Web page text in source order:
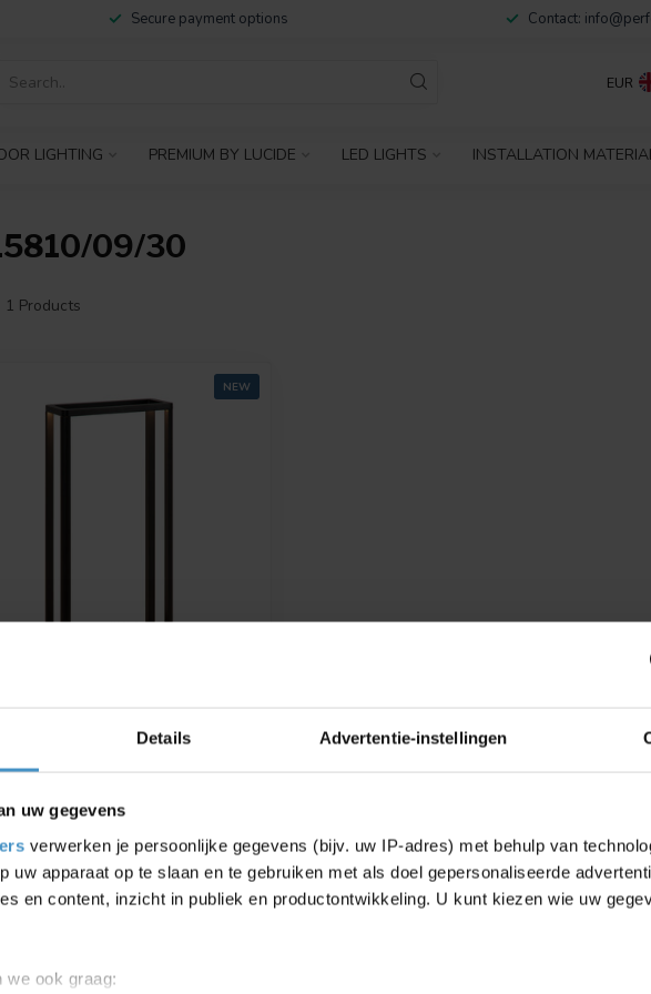
Details Advertentie-instellingen
uw gegevens
verwerken je persoonlijke gegevens (bijv. uw IP-adres) met behulp van
uw apparaat op te slaan en te gebruiken met als doel gepersonaliseerde
en content, inzicht in publiek en productontwikkeling. U kunt kiezen wie uw
we ook graag:
Secure payment options Contact:
EUR
LIGHTING PREMIUM BY LUCIDE LED LIGHTS INSTALLATION
09/30
1 Products
NEW
- PEDESTAL LAMP - LED -
3000K - IP65 - BLACK
- Pedestal lamp - LED - 1x9.2W